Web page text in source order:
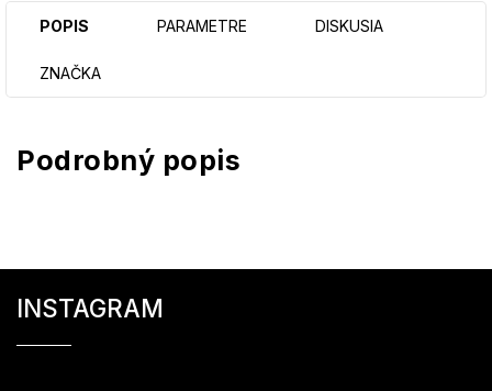
POPIS PARAMETRE DISKUSIA
ZNAČKA
Podrobný popis
INSTAGRAM